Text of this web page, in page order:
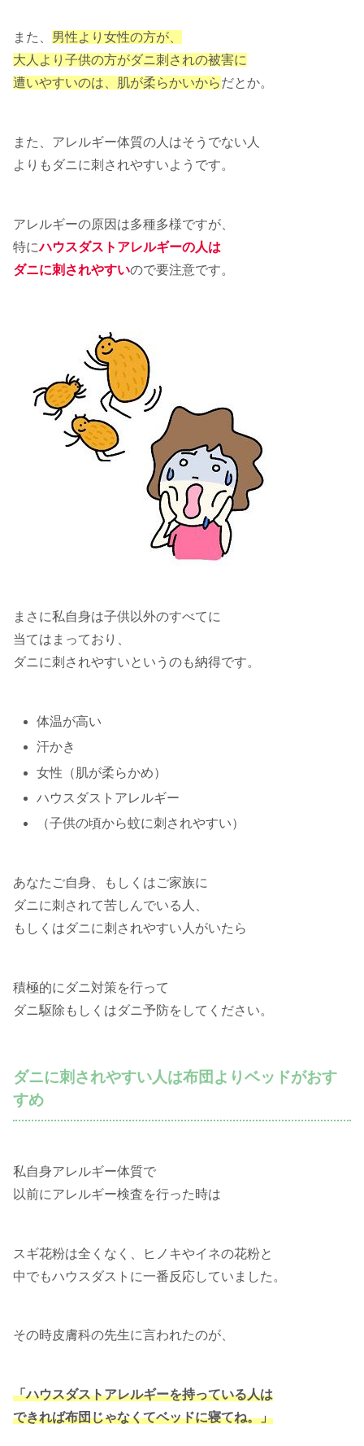
また、 男性より女性の方が、
大人より子供の方がダニ刺されの被害に
遭いやすいのは、肌が柔らかいからだとか。
また、アレルギー体質の人はそうでない人
よりもダニに刺されやすいようです。
アレルギーの原因は多種多様ですが、
特にハウスダストアレルギーの人は
ダニに刺されやすいので要注意です。
まさに私自身は子供以外のすべてに
当てはまっており、
ダニに刺されやすいというのも納得です。
体温が高い
汗かき
女性（肌が柔らかめ）
ハウスダストアレルギー
（子供の頃から蚊に刺されやすい）
あなたご自身、もしくはご家族に
ダニに刺されて苦しんでいる人、
もしくはダニに刺されやすい人がいたら
積極的にダニ対策を行って
ダニ駆除もしくはダニ予防をしてください。
ダニに刺されやすい人は布団よりベッドがおす
すめ
私自身アレルギー体質で
以前にアレルギー検査を行った時は
スギ花粉は全くなく、ヒノキやイネの花粉と
中でもハウスダストに一番反応していました。
その時皮膚科の先生に言われたのが、
「ハウスダストアレルギーを持っている人は
できれば布団じゃなくてベッドに寝てね。」